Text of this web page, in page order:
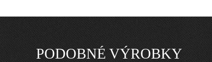
PODOBNÉ VÝROBKY